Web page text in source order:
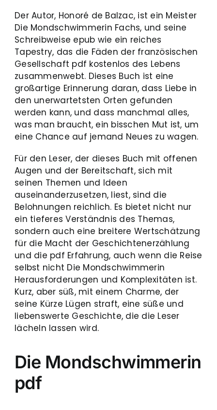
Der Autor, Honoré de Balzac, ist ein Meister
Die Mondschwimmerin Fachs, und seine
Schreibweise epub wie ein reiches
Tapestry, das die Fäden der französischen
Gesellschaft pdf kostenlos des Lebens
zusammenwebt. Dieses Buch ist eine
großartige Erinnerung daran, dass Liebe in
den unerwartetsten Orten gefunden
werden kann, und dass manchmal alles,
was man braucht, ein bisschen Mut ist, um
eine Chance auf jemand Neues zu wagen.
Für den Leser, der dieses Buch mit offenen
Augen und der Bereitschaft, sich mit
seinen Themen und Ideen
auseinanderzusetzen, liest, sind die
Belohnungen reichlich. Es bietet nicht nur
ein tieferes Verständnis des Themas,
sondern auch eine breitere Wertschätzung
für die Macht der Geschichtenerzählung
und die pdf Erfahrung, auch wenn die Reise
selbst nicht Die Mondschwimmerin
Herausforderungen und Komplexitäten ist.
Kurz, aber süß, mit einem Charme, der
seine Kürze Lügen straft, eine süße und
liebenswerte Geschichte, die die Leser
lächeln lassen wird.
Die Mondschwimmerin
pdf